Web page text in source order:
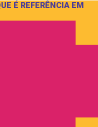
É REFERÊNCIA EM